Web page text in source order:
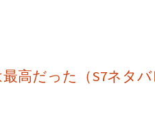
高だった（S7ネタバ